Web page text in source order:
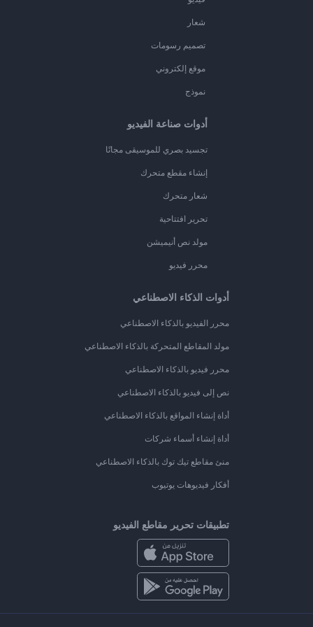
شعار
تصميم رسومات
موقع إلكتروني
نموذج
أدوات صناعة الفيديو
تجسيد بصري للموسيقى مجانًا
إنشاء مقطع متحرك
شعار متحرك
تحرير افتتاحية
مولد نص أنيميشن
محرر فيديو
أدوات الذكاء الاصطناعي
محرر الفيديو بالذكاء الاصطناعي
مولد المقاطع المتحركة بالذكاء الاصطناعي
محرر فيديو بالذكاء الاصطناعي
نص إلى فيديو بالذكاء الاصطناعي
أداة إنشاء المواقع بالذكاء الاصطناعي
أداة إنشاء أسماء شركات
منئ مقاطع تيك توك بالذكاء الاصطناعي
أفكار فيديوهات يوتيوب
تطبيقات تحرير مقاطع الفيديو